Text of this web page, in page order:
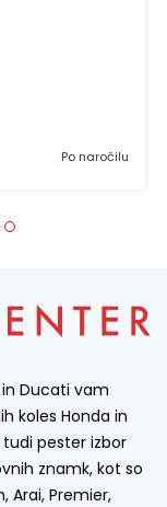
Po naročilu
Ducati vam
koles Honda in
pester izbor
znamk, kot so
Arai, Premier,